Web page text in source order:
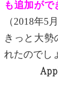
も追加がで
（2018年5
きっと大勢
れたのでし